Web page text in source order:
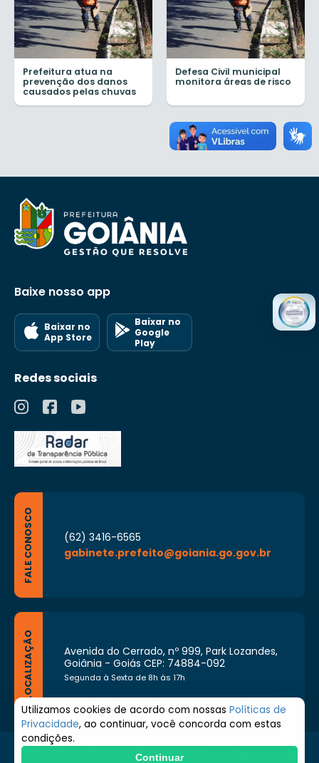
Prefeitura atua na
prevenção dos danos
causados pelas chuvas
Defesa Civil municipal
monitora áreas de risco
Baixe nosso app
Baixar no
App Store
Baixar no
Google
Play
Redes sociais
FALE CONOSCO
(62) 3416-6565
gabinete.prefeito@goiania.go.gov.br
LOCALIZAÇÃO
Avenida do Cerrado, nº 999, Park Lozandes,
Goiânia - Goiás CEP: 74884-092
Segunda à Sexta de 8h às 17h
© 2026 Prefeitura de Goiânia. Todos os direitos
Utilizamos cookies de acordo com nossas Políticas de
Privacidade, ao continuar, você concorda com estas
condições.
Continuar